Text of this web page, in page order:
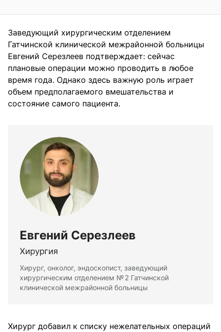
Заведующий хирургическим отделением
Гатчинской клинической межрайонной больницы
Евгений Серезлеев подтверждает: сейчас
плановые операции можно проводить в любое
время года. Однако здесь важную роль играет
объем предполагаемого вмешательства и
состояние самого пациента.
Евгений Серезлеев
Хирургия
Хирург, онколог, эндоскопист, заведующий
хирургическим отделением № 2 Гатчинской
клинической межрайонной больницы
Хирург добавил к списку нежелательных операций